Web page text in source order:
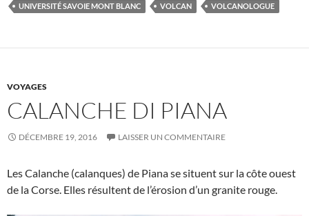
UNIVERSITÉ SAVOIE MONT BLANC
VOLCAN VOLCANOLOGUE
VOYAGES
CALANCHE DI PIANA
DÉCEMBRE 19, 2016 LAISSER UN COMMENTAIRE
Les Calanche (calanques) de Piana se situent sur la côte ouest
de la Corse. Elles résultent de l’érosion d’un granite rouge.